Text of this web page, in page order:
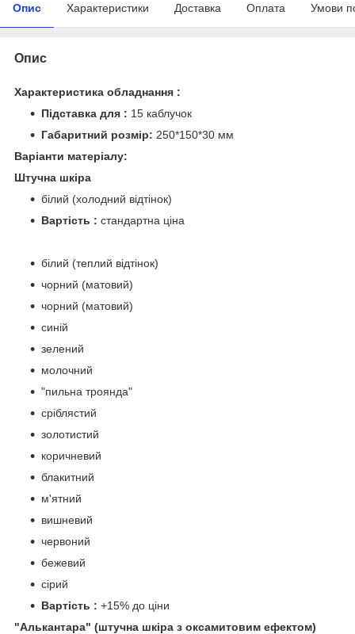
Опис Характеристики Доставка Оплата Умови
Опис
Характеристика обладнання :
Підставка для : 15 каблучок
Габаритний розмір: 250*150*30 мм
Варіанти матеріалу:
Штучна шкіра
білий (холодний відтінок)
Вартість : стандартна ціна
білий (теплий відтінок)
чорний (матовий)
чорний (матовий)
синій
зелений
молочний
"пильна троянда"
сріблястий
золотистий
коричневий
блакитний
м'ятний
вишневий
червоний
бежевий
сірий
Вартість : +15% до ціни
"Алькантара" (штучна шкіра з оксамитовим ефектом)